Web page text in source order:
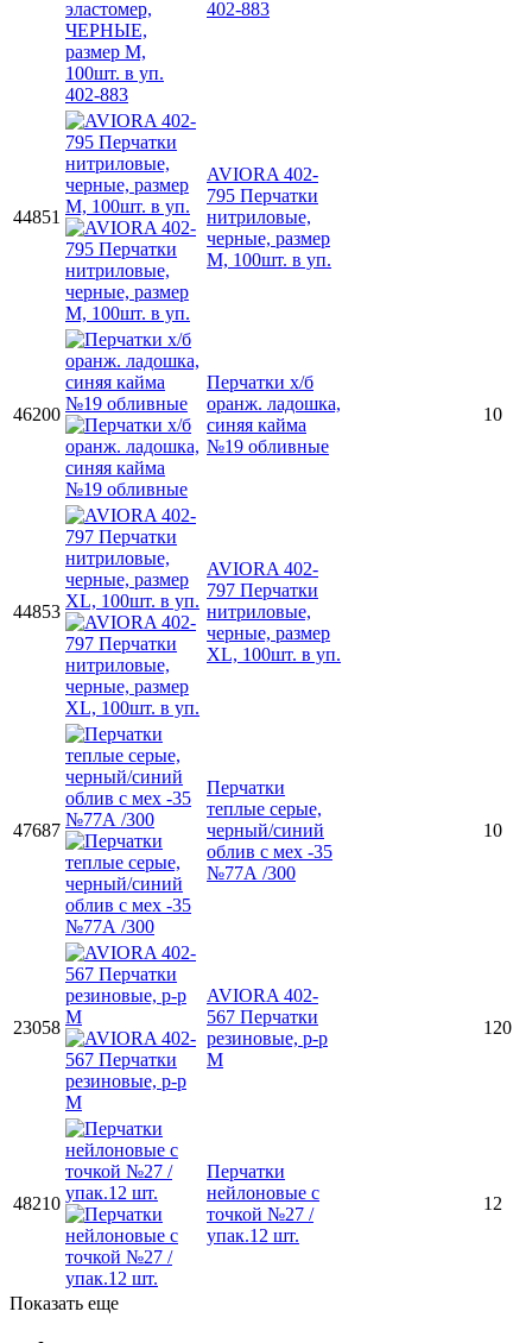
402-883
44851
AVIORA 402-
795 Перчатки
нитриловые,
черные, размер
M, 100шт. в уп.
46200
Перчатки х/б
оранж. ладошка,
синяя кайма
№19 обливные
10
44853
AVIORA 402-
797 Перчатки
нитриловые,
черные, размер
XL, 100шт. в уп.
47687
Перчатки
теплые серые,
черный/синий
облив с мех -35
№77А /300
10
23058
AVIORA 402-
567 Перчатки
резиновые, р-р
M
120
48210
Перчатки
нейлоновые с
точкой №27 /
упак.12 шт.
12
Показать еще